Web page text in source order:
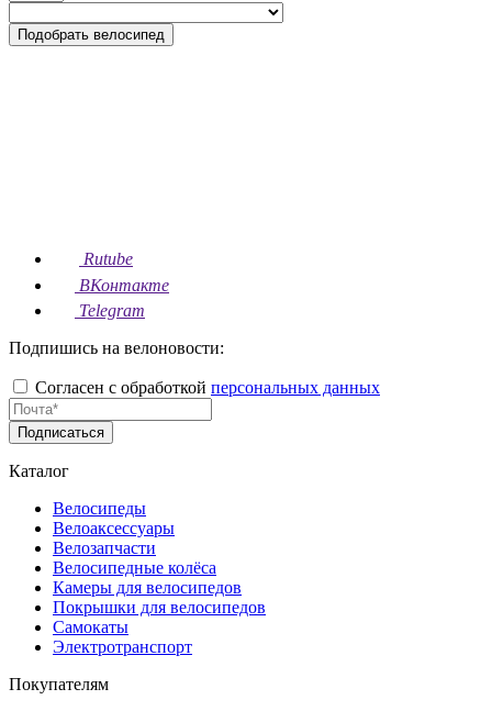
Подобрать велосипед
Rutube
ВКонтакте
Telegram
Подпишись на велоновости:
Согласен с обработкой персональных данных
Подписаться
Каталог
Велосипеды
Велоаксессуары
Велозапчасти
Велосипедные колёса
Камеры для велосипедов
Покрышки для велосипедов
Самокаты
Электротранспорт
Покупателям